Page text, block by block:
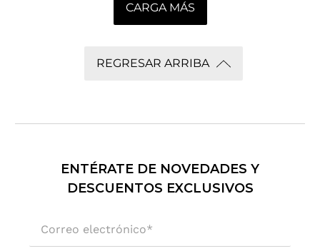
CARGA MÁS
REGRESAR ARRIBA
ENTÉRATE DE NOVEDADES Y
DESCUENTOS EXCLUSIVOS